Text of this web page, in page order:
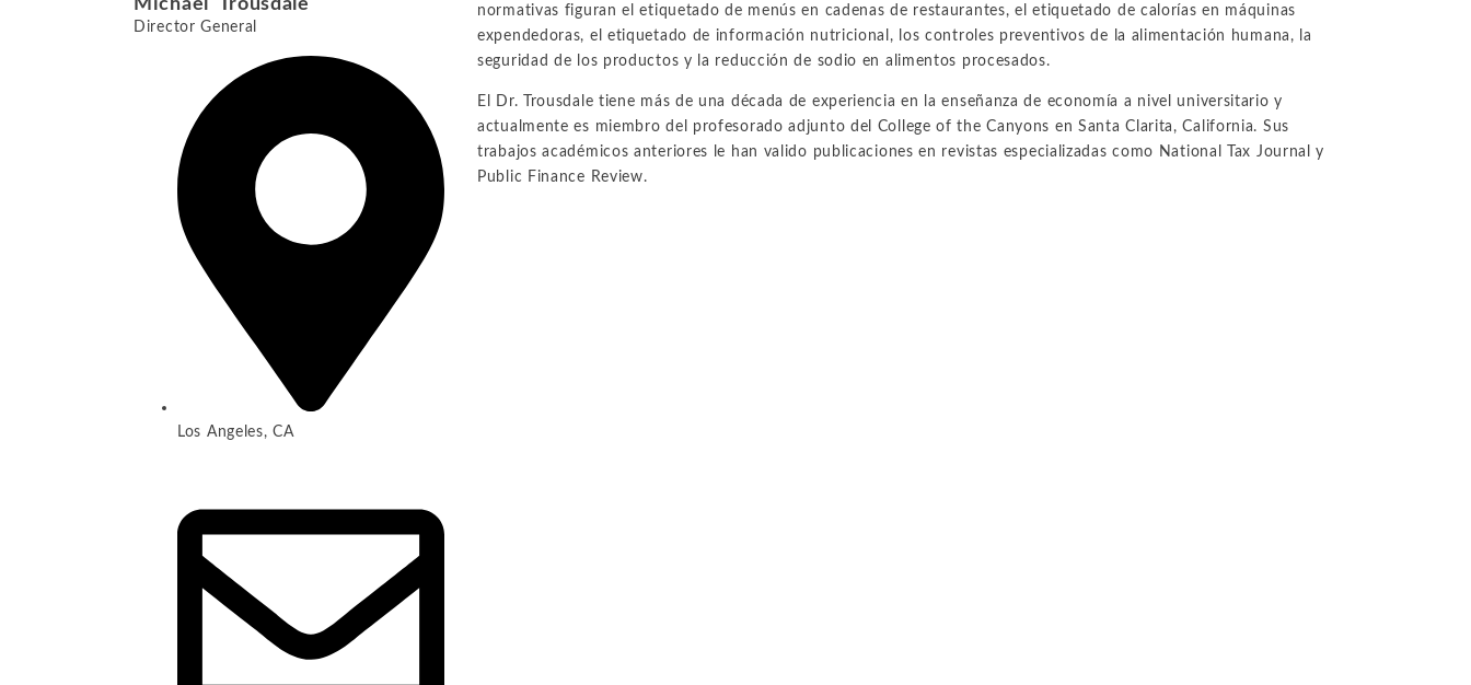
Arbitraje internacional
Trabajo y empleo
Personal Injury, Wrongful Death, and Medical Malpractice
Exclusive
Contracts
No-Poach
Agreements
Medio ambiente
Alimentación y bebidas
Recursos naturales
Petróleo
Telecomunicaciones y Redes
Michael Trousdale
Director General
Los Angeles, CA
normativas figuran el etiquetado de menús en cadenas de restaurantes, el etiquetado de calorías en máquinas
expendedoras, el etiquetado de información nutricional, los controles preventivos de la alimentación humana, la
seguridad de los productos y la reducción de sodio en alimentos procesados.
El Dr. Trousdale tiene más de una década de experiencia en la enseñanza de economía a nivel universitario y
actualmente es miembro del profesorado adjunto del College of the Canyons en Santa Clarita, California. Sus
trabajos académicos anteriores le han valido publicaciones en revistas especializadas como National Tax Journal y
Public Finance Review.